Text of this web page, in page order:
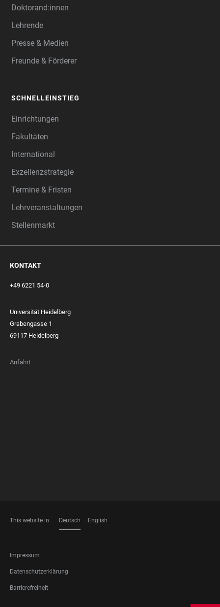
Doktorand:innen
Lehrende
Presse & Medien
Freunde & Förderer
SCHNELLEINSTIEG
Einrichtungen
Fakultäten
International
Exzellenzstrategie
Termine & Fristen
Lehrveranstaltungen
Stellenmarkt
KONTAKT
+49 6221 54-0
Universität Heidelberg
Grabengasse 1
69117 Heidelberg
Anfahrt
This website in Deutsch English
FOOTER
LEGAL
Impressum
Datenschutzerklärung
Barrierefreiheit